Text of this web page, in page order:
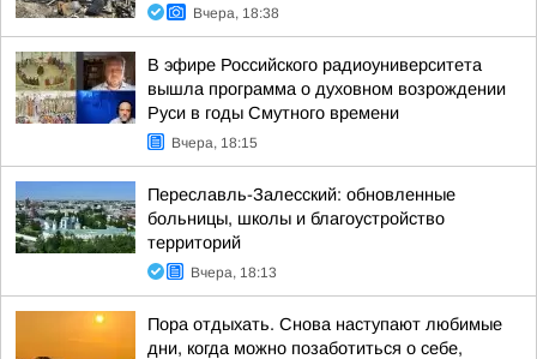
Вчера, 18:38
В эфире Российского радиоуниверситета
вышла программа о духовном возрождении
Руси в годы Смутного времени
Вчера, 18:15
Переславль-Залесский: обновленные
больницы, школы и благоустройство
территорий
Вчера, 18:13
Пора отдыхать. Снова наступают любимые
дни, когда можно позаботиться о себе,